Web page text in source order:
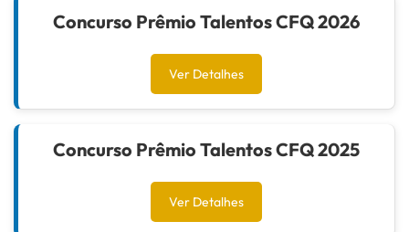
Concurso Prêmio Talentos CFQ 2026
Ver Detalhes
Concurso Prêmio Talentos CFQ 2025
Ver Detalhes